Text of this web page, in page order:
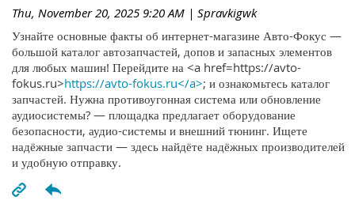
Thu, November 20, 2025 9:20 AM | Spravkigwk
Узнайте основные факты об интернет-магазине Авто-Фокус —
большой каталог автозапчастей, допов и запасных элементов
для любых машин! Перейдите на <a href=https://avto-
fokus.ru>https://avto-fokus.ru</a>; и ознакомьтесь каталог
запчастей. Нужна противоугонная система или обновление
аудиосистемы? — площадка предлагает оборудование
безопасности, аудио-системы и внешний тюнинг. Ищете
надёжные запчасти — здесь найдёте надёжных производителей
и удобную отправку.